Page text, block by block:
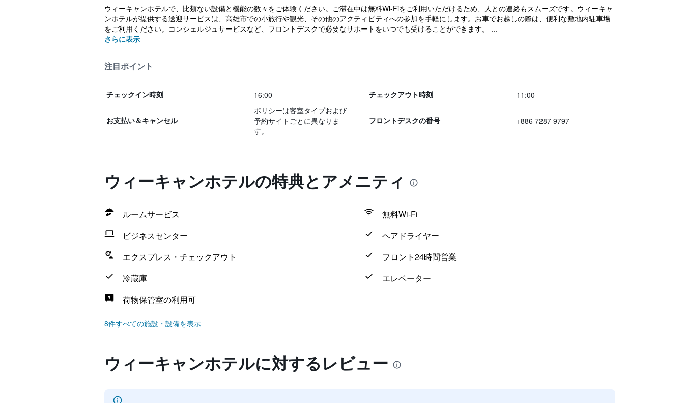
ウィーキャンホテルで、比類ない設備と機能の数々をご体験ください。ご滞在中は無料Wi-Fiをご利用いただけるため、人との連絡もスムーズです。ウィーキャ
ンホテルが提供する送迎サービスは、高雄市での小旅行や観光、その他のアクティビティへの参加を手軽にします。お車でお越しの際は、便利な敷地内駐車場
をご利用ください。コンシェルジュサービスなど、フロントデスクで必要なサポートをいつでも受けることができます。 ...
さらに表示
注目ポイント
チェックイン時刻 16:00 チェックアウト時刻 11:00
お支払い＆キャンセル
ポリシーは客室タイプおよび
予約サイトごとに異なりま
す。
フロントデスクの番号 +886 7287 9797
ウィーキャンホテルの特典とアメニティ
ルームサービス
無料Wi-Fi
ビジネスセンター
ヘアドライヤー
エクスプレス・チェックアウト
フロント24時間営業
冷蔵庫
エレベーター
荷物保管室の利用可
8件すべての施設・設備を表示
ウィーキャンホテルに対するレビュー